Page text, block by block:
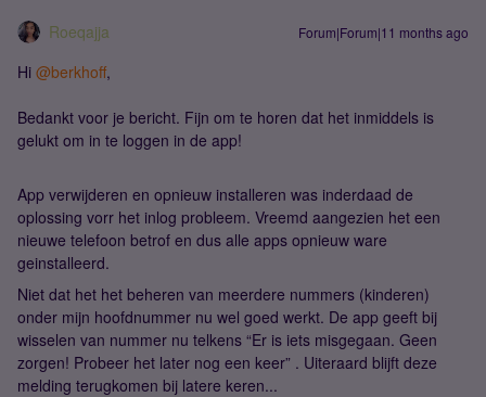
Roeqajja Forum|Forum|11 months ago
Hi ​ @berkhoff,
Bedankt voor je bericht. Fijn om te horen dat het inmiddels is
gelukt om in te loggen in de app!
App verwijderen en opnieuw installeren was inderdaad de
oplossing vorr het inlog probleem. Vreemd aangezien het een
nieuwe telefoon betrof en dus alle apps opnieuw ware
geinstalleerd.
Niet dat het het beheren van meerdere nummers (kinderen)
onder mijn hoofdnummer nu wel goed werkt. De app geeft bij
wisselen van nummer nu telkens “Er is iets misgegaan. Geen
zorgen! Probeer het later nog een keer” . Uiteraard blijft deze
melding terugkomen bij latere keren...